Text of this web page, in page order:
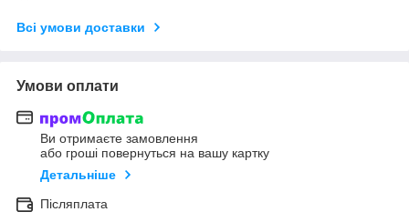
Всі умови доставки
Умови оплати
Ви отримаєте замовлення
або гроші повернуться на вашу картку
Детальніше
Післяплата